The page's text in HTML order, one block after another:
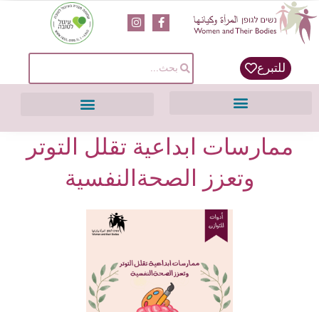
content
للتبرع
ممارسات ابداعية تقلل التوتر
وتعزز الصحةالنفسية